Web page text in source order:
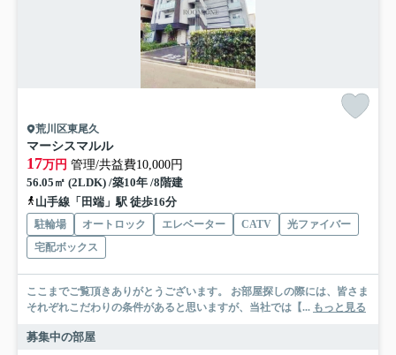
荒川区東尾久
マーシスマルル
17万円 管理/共益費10,000円
56.05㎡ (2LDK) /築10年 /8階建
山手線「田端」駅 徒歩16分
駐輪場 オートロック エレベーター CATV
光ファイバー
宅配ボックス
ここまでご覧頂きありがとうございます。 お部屋探しの際には、皆さま
それぞれこだわりの条件があると思いますが、当社では【... もっと見る
募集中の部屋